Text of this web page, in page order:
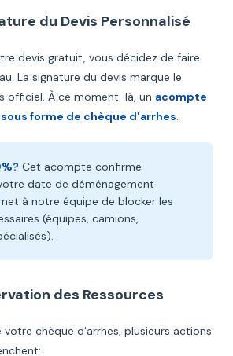
du Devis Personnalisé
devis gratuit, vous décidez de faire
La signature du devis marque le
officiel. À ce moment-là, un acompte
forme de chèque d'arrhes.
Cet acompte confirme
date de déménagement
à notre équipe de blocker les
(équipes, camions,
des Ressources
chèque d'arrhes, plusieurs actions